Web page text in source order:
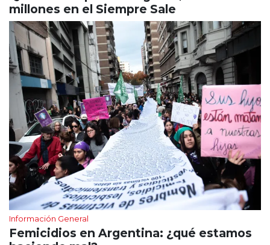
millones en el Siempre Sale
Información General
Femicidios en Argentina: ¿qué estamos